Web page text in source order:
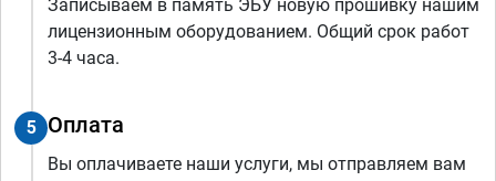
Записываем в память ЭБУ новую прошивку нашим
лицензионным оборудованием. Общий срок работ
3-4 часа.
5 Оплата
Вы оплачиваете наши услуги, мы отправляем вам